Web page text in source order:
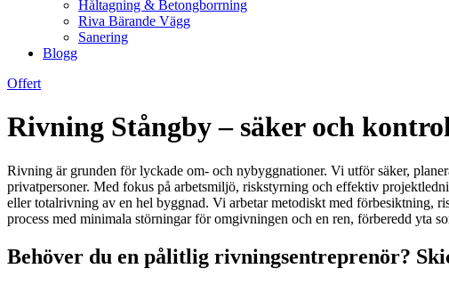
Håltagning & Betongborrning
Riva Bärande Vägg
Sanering
Blogg
Offert
Rivning Stångby – säker och
Rivning är grunden för lyckade om- och nybyggnationer. Vi utför säker,
privatpersoner. Med fokus på arbetsmiljö, riskstyrning och effektiv
eller totalrivning av en hel byggnad. Vi arbetar metodiskt med förbesiktning,
process med minimala störningar för omgivningen och en ren, förberedd yta
Behöver du en pålitlig rivningsentreprenör?